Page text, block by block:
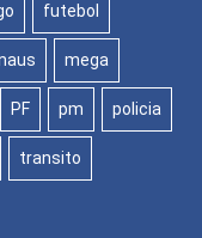
futebol
mega
PF pm policia
transito